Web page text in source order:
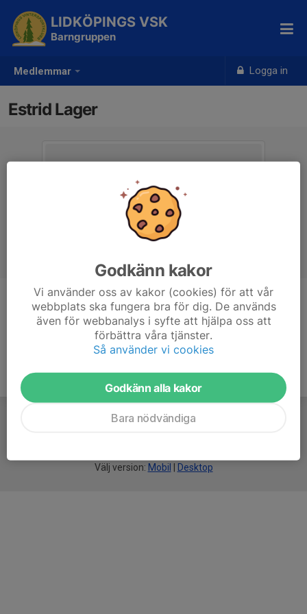
Medlemmar Logga in
LIDKÖPINGS VSK
Barngruppen
Estrid Lager
Ålder 7 år
Välj version: Mobil Desktop
Godkänn kakor
Vi använder oss av kakor (cookies) för att vår
webbplats ska fungera bra för dig. De används
även för webbanalys i syfte att hjälpa oss att
förbättra våra tjänster.
Så använder vi cookies
Godkänn alla kakor
Bara nödvändiga